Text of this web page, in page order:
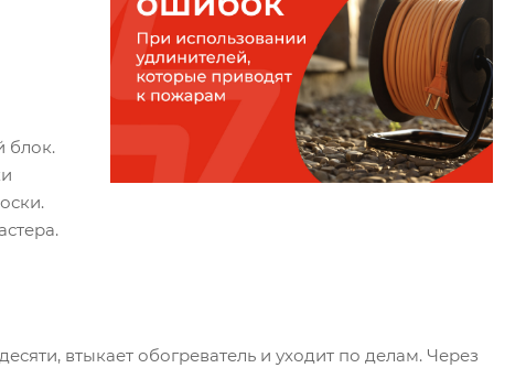
блок.
втыкает обогреватель и уходит по делам. Через